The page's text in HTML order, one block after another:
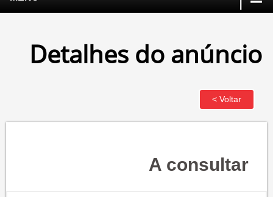
Detalhes do anúncio
A consultar